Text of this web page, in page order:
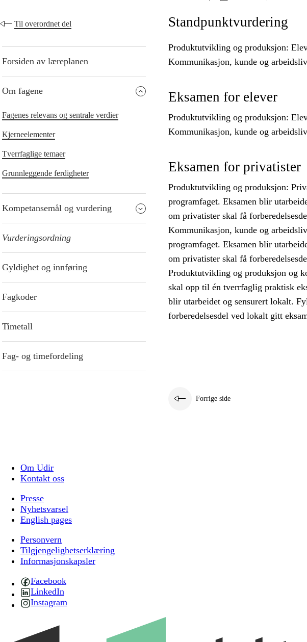
Til overordnet del
Forsiden av læreplanen
Om fagene
Fagenes relevans og sentrale verdier
Kjerneelementer
Tverrfaglige temaer
Grunnleggende ferdigheter
Kompetansemål og vurdering
Vurderingsordning
Gyldighet og innføring
Fagkoder
Timetall
Fag- og timefordeling
Standpunktvurdering
Produktutvikling og produksjon:
Kommunikasjon, kunde og
Eksamen for elever
Produktutvikling og produksjon:
Kommunikasjon, kunde og
Eksamen for privatister
Produktutvikling og produksjon:
programfaget. Eksamen blir
om privatister skal få
Kommunikasjon, kunde og
programfaget. Eksamen blir
om privatister skal få
Produktutvikling og produksjon og
skal opp til én tverrfaglig praktisk
blir utarbeidet og sensurert lokalt.
forberedelsesdel ved lokalt gitt
Forrige side
Om Udir
Kontakt oss
Presse
Nyhetsvarsel
English pages
Personvern
Tilgjengelighetserklæring
Informasjonskapsler
Facebook
LinkedIn
Instagram